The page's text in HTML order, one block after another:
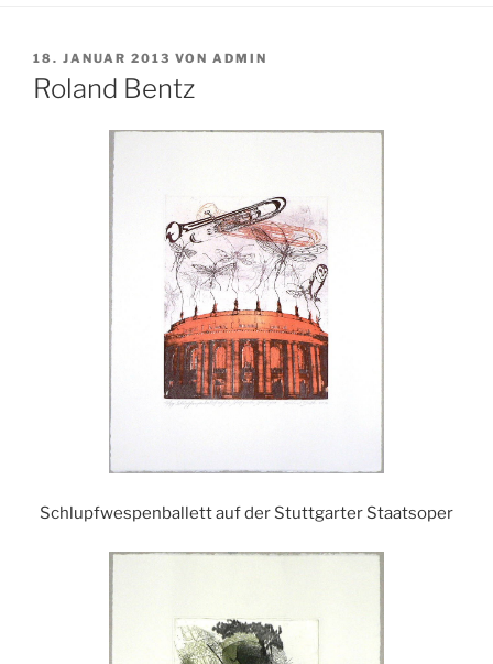
VERÖFFENTLICHT
AM
18. JANUAR 2013 VON ADMIN
Roland Bentz
Schlupfwespenballett auf der Stuttgarter Staatsoper